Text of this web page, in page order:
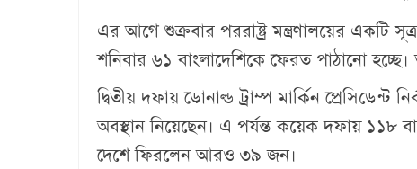
এর আগে শুক্রবার পররাষ্ট্র মন্ত্রণালয়ের একটি
শ‌নিবার ৬১ বাংলাদেশিকে ফেরত পাঠানো
দ্বিতীয় দফায় ডোনাল্ড ট্রাম্প মা‌র্কিন
অবস্থান নি‌য়ে‌ছেন। এ পর্যন্ত ক‌য়েক দফায় ১১৮
দে‌শে ফির‌লেন আরও ৩৯ জন।